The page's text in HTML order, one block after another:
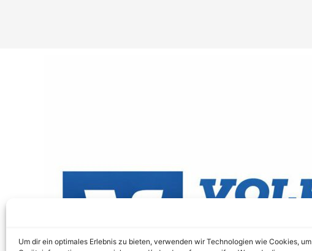
Um dir ein optimales Erlebnis zu bieten, verwenden wir Technologien wie Cookies, um